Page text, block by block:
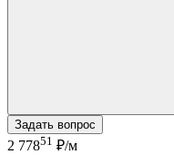
Задать вопрос
2 77851 ₽/м